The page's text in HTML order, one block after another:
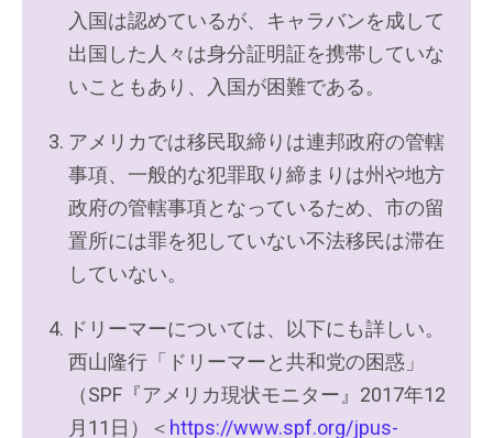
入国は認めているが、キャラバンを成して
出国した人々は身分証明証を携帯していな
いこともあり、入国が困難である。
アメリカでは移民取締りは連邦政府の管轄
事項、一般的な犯罪取り締まりは州や地方
政府の管轄事項となっているため、市の留
置所には罪を犯していない不法移民は滞在
していない。
ドリーマーについては、以下にも詳しい。
西山隆行「ドリーマーと共和党の困惑」
（SPF『アメリカ現状モニター』2017年12
月11日）＜ https://www.spf.org/jpus-